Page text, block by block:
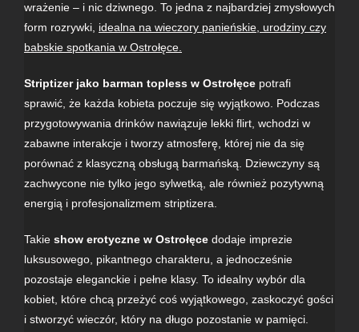
wrażenie – i nic dziwnego. To jedna z najbardziej zmysłowych
form rozrywki, idealna na wieczory panieńskie, urodziny czy
babskie spotkania w Ostrołęce.
Striptizer jako barman topless w Ostrołęcepotrafi
sprawić, że każda kobieta poczuje się wyjątkowo. Podczas
przygotowywania drinków nawiązuje lekki flirt, wchodzi w
zabawne interakcje i tworzy atmosferę, której nie da się
porównać z klasyczną obsługą barmańską. Dziewczyny są
zachwycone nie tylko jego sylwetką, ale również pozytywną
energią i profesjonalizmem striptizera.
Takie show erotyczne w Ostrołęcedodaje imprezie
luksusowego, pikantnego charakteru, a jednocześnie
pozostaje eleganckie i pełne klasy. To idealny wybór dla
kobiet, które chcą przeżyć coś wyjątkowego, zaskoczyć gości
i stworzyć wieczór, który na długo pozostanie w pamięci.